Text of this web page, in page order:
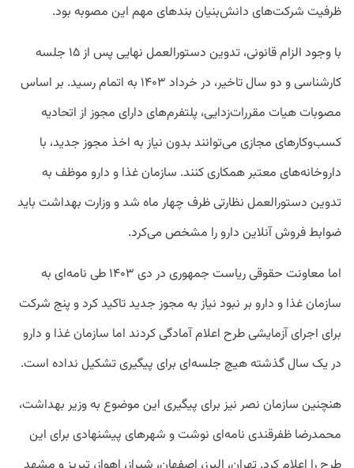
ظرفیت شرکت‌های دانش‌بنیان بندهای مهم این مصوبه بود.
با وجود الزام قانونی، تدوین دستورالعمل نهایی پس از ۱۵ جلسه
کارشناسی و دو سال تاخیر، در خرداد ۱۴۰۳ به اتمام رسید. بر اساس
مصوبات هیات مقررات‌زدایی، پلتفرم‌های دارای مجوز از اتحادیه
کسب‌وکارهای مجازی می‌توانند بدون نیاز به اخذ مجوز جدید، با
داروخانه‌های معتبر همکاری کنند. سازمان غذا و دارو موظف به
تدوین دستورالعمل نظارتی ظرف چهار ماه شد و وزارت بهداشت باید
ضوابط فروش آنلاین دارو را مشخص می‌کرد.
اما معاونت حقوقی ریاست جمهوری در دی ۱۴۰۳ طی نامه‌ای به
سازمان غذا و دارو بر نبود نیاز به مجوز جدید تاکید کرد و پنج شرکت
برای اجرای آزمایشی طرح اعلام آمادگی کردند اما سازمان غذا و دارو
در یک سال گذشته هیچ جلسه‌ای برای پیگیری تشکیل نداده است.
هنچنین سازمان نصر نیز برای پیگیری این موضوع به وزیر بهداشت،
محمدرضا ظفرقندی نامه‌ای نوشت و شهرهای پیشنهادی برای این